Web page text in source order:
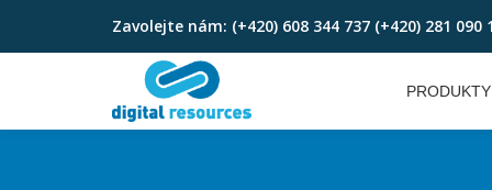
Skip
Zavolejte nám: (+420) 608 344 737 (+420) 281 090
PRODUKTY